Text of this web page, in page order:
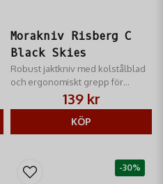
Morakniv Risberg C
Black Skies
Robust jaktkniv med kolstålblad
och ergonomiskt grepp för
optimal precision och hållbarhet.
139 kr
KÖP
-30%